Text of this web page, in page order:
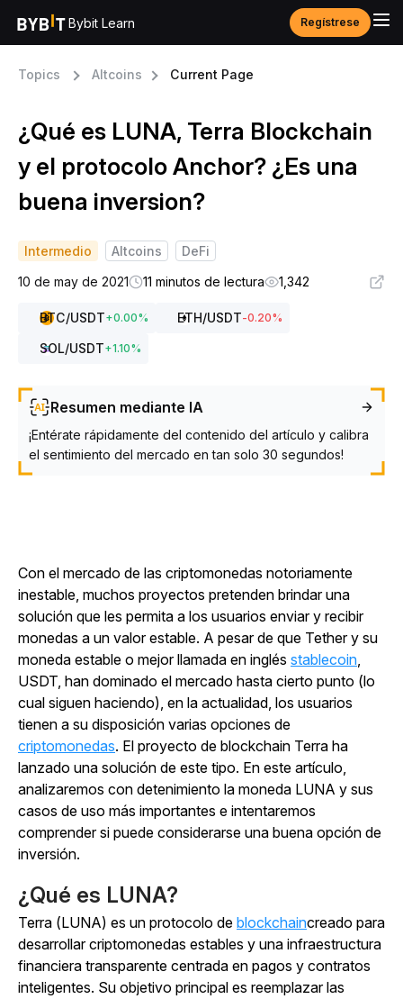
Bybit Learn Regístrese
Topics Altcoins Current Page
¿Qué es LUNA, Terra Blockchain
y el protocolo Anchor? ¿Es una
buena inversion?
Intermedio Altcoins
DeFi
10 de may de 2021
11 minutos de lectura 1,342
BTC/USDT+0.00% ETH/USDT-0.20%
SOL/USDT+1.10%
Resumen mediante IA
¡Entérate rápidamente del contenido del artículo y calibra
el sentimiento del mercado en tan solo 30 segundos!
Con el mercado de las criptomonedas notoriamente
inestable, muchos proyectos pretenden brindar una
solución que les permita a los usuarios enviar y recibir
monedas a un valor estable. A pesar de que Tether y su
moneda estable o mejor llamada en inglés stablecoin,
USDT, han dominado el mercado hasta cierto punto (lo
cual siguen haciendo), en la actualidad, los usuarios
tienen a su disposición varias opciones de
criptomonedas. El proyecto de blockchain Terra ha
lanzado una solución de este tipo. En este artículo,
analizaremos con detenimiento la moneda LUNA y sus
casos de uso más importantes e intentaremos
comprender si puede considerarse una buena opción de
inversión.
¿Qué es LUNA?
Terra (LUNA) es un protocolo de blockchaincreado para
desarrollar criptomonedas estables y una infraestructura
financiera transparente centrada en pagos y contratos
inteligentes. Su objetivo principal es reemplazar las